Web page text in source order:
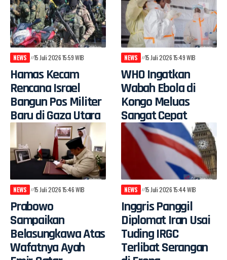
NEWS 15 Juli 2026 15:59 WIB
Hamas Kecam
Rencana Israel
Bangun Pos Militer
Baru di Gaza Utara
NEWS 15 Juli 2026 15:49 WIB
WHO Ingatkan
Wabah Ebola di
Kongo Meluas
Sangat Cepat
NEWS 15 Juli 2026 15:46 WIB
Prabowo
Sampaikan
Belasungkawa Atas
Wafatnya Ayah
NEWS 15 Juli 2026 15:44 WIB
Inggris Panggil
Diplomat Iran Usai
Tuding IRGC
Terlibat Serangan